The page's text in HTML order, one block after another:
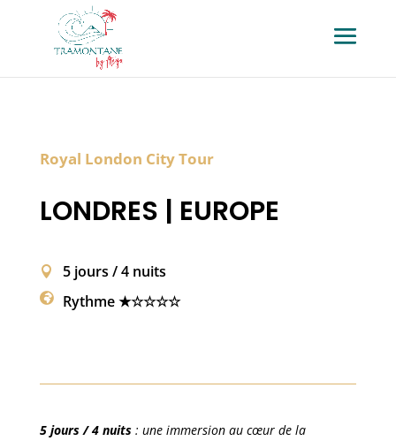
Royal London City Tour
LONDRES | EUROPE
5 jours / 4 nuits
Rythme ★☆☆☆☆
5 jours / 4 nuits: une immersion au cœur de la